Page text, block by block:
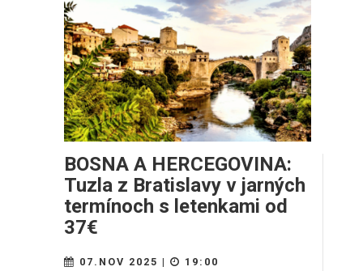
BOSNA A HERCEGOVINA:
Tuzla z Bratislavy v jarných
termínoch s letenkami od
37€
07.NOV 2025 |
19:00